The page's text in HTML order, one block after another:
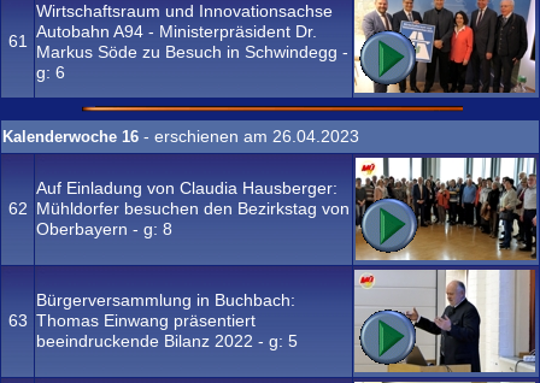
61
Wirtschaftsraum und Innovationsachse
Autobahn A94 - Ministerpräsident Dr.
Markus Söde zu Besuch in Schwindegg -
g: 6
Kalenderwoche 16 - erschienen am 26.04.2023
62
Auf Einladung von Claudia Hausberger:
Mühldorfer besuchen den Bezirkstag von
Oberbayern - g: 8
63
Bürgerversammlung in Buchbach:
Thomas Einwang präsentiert
beeindruckende Bilanz 2022 - g: 5